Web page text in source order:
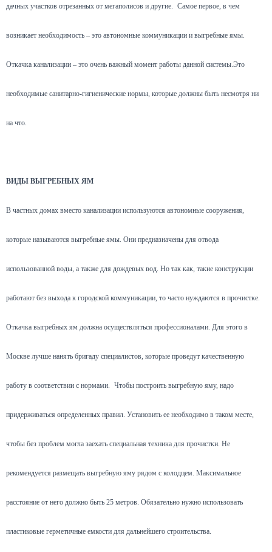
дачных участков отрезанных от мегаполисов и другие. Самое первое, в чем
возникает необходимость – это автономные коммуникации и выгребные ямы.
Откачка канализации – это очень важный момент работы данной системы.Это
необходимые санитарно-гигиенические нормы, которые должны быть несмотря ни
на что.
ВИДЫ ВЫГРЕБНЫХ ЯМ
В частных домах вместо канализации используются автономные сооружения,
которые называются выгребные ямы. Они предназначены для отвода
использованной воды, а также для дождевых вод. Но так как, такие конструкции
работают без выхода к городской коммуникации, то часто нуждаются в прочистке.
Откачка выгребных ям должна осуществляться профессионалами. Для этого в
Москве лучше нанять бригаду специалистов, которые проведут качественную
работу в соответствии с нормами. Чтобы построить выгребную яму, надо
придерживаться определенных правил. Установить ее необходимо в таком месте,
чтобы без проблем могла заехать специальная техника для прочистки. Не
рекомендуется размещать выгребную яму рядом с колодцем. Максимальное
расстояние от него должно быть 25 метров. Обязательно нужно использовать
пластиковые герметичные емкости для дальнейшего строительства.